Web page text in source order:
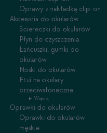
Oprawy z nakładką clip-on
Akcesoria do okularów
Ściereczki do okularów
Płyn do czyszczenia
Łańcuszki, gumki do
okularów
Noski do okularów
Etui na okulary
przeciwsłoneczne
Więcej
Oprawki do okularów
Oprawki do okularów
męskie